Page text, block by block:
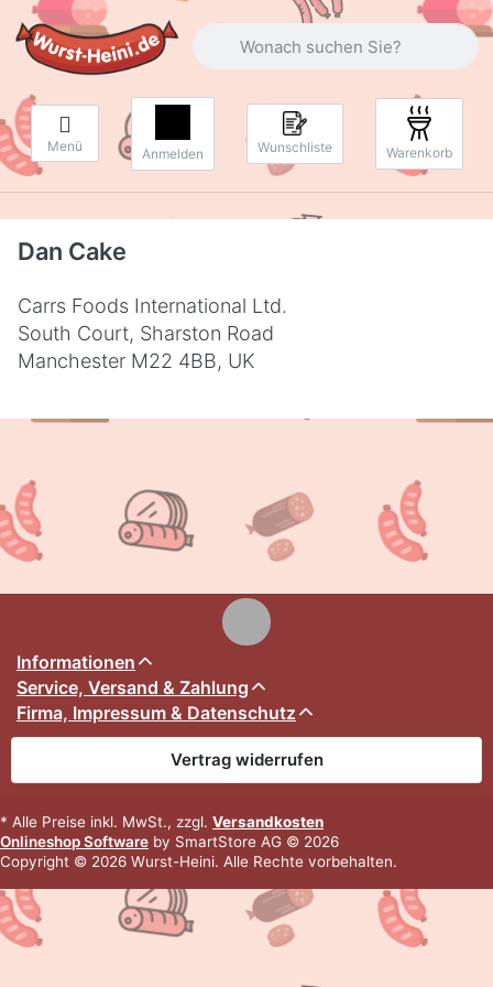
Geben Sie einen Suchbegriff ein.
Menü Anmelden Wunschliste Warenkorb
Dan Cake
Carrs Foods International Ltd.
South Court, Sharston Road
Manchester M22 4BB, UK
Informationen
Service, Versand & Zahlung
Firma, Impressum & Datenschutz
Vertrag widerrufen
* Alle Preise inkl. MwSt., zzgl. Versandkosten
Onlineshop Software by SmartStore AG © 2026
Copyright © 2026 Wurst-Heini. Alle Rechte vorbehalten.